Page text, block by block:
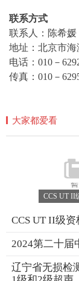
联系方式
联系人：陈希媛
地址：北京市海
电话：010－
传真：010－
大家都爱看
CCS UT II级
2024第二十届
辽宁省无损检